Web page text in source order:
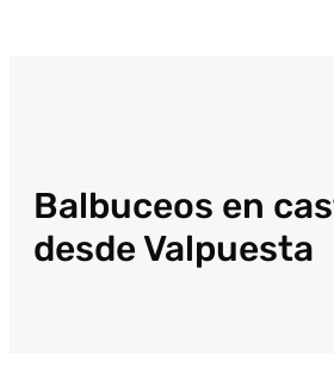
Balbuceos en
desde Valpuesta